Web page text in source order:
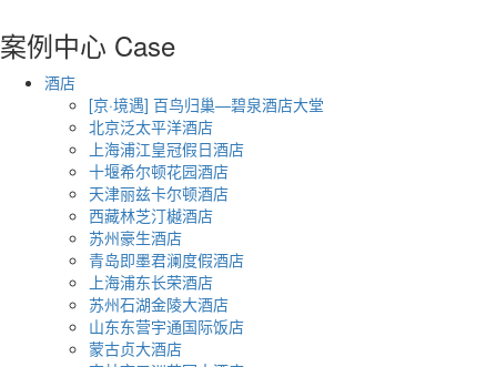
案例中心 Case
酒店
[京·境遇] 百鸟归巢—碧泉酒店大堂
北京泛太平洋酒店
上海浦江皇冠假日酒店
十堰希尔顿花园酒店
天津丽兹卡尔顿酒店
西藏林芝汀樾酒店
苏州豪生酒店
青岛即墨君澜度假酒店
上海浦东长荣酒店
苏州石湖金陵大酒店
山东东营宇通国际饭店
蒙古贞大酒店